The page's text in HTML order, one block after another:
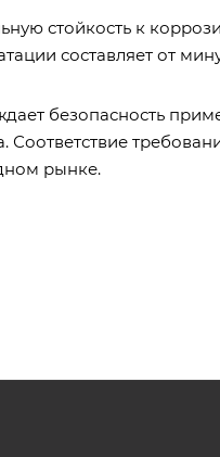
стойкость к
составляет от
безопасность
рынке.